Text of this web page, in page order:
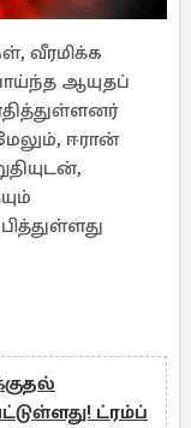
வீரமிக்க
ஆயுதப்
ஈரான்
ட்ரம்ப்